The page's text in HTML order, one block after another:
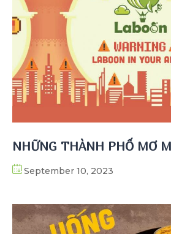
NHỮNG THÀNH PHỐ MƠ
September 10, 2023